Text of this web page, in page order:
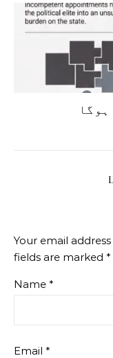
Your email
fields are marked *
Name *
Email *